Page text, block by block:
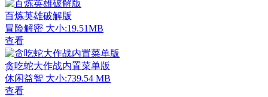
百炼英雄破解版
冒险解密 大小:19.51MB
查看
贪吃蛇大作战内置菜单版
休闲益智 大小:739.54 MB
查看